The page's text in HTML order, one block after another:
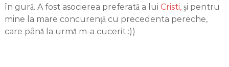
în gură. A fost asocierea preferată a lui Cristi, și pentru
mine la mare concurență cu precedenta pereche,
care până la urmă m-a cucerit :))